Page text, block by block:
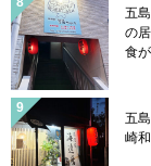
五
の
食
五
崎